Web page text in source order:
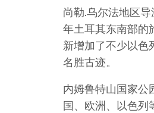
尚勒.乌尔法地区
年土耳其东南部的
新增加了不少以色
名胜古迹。
内姆鲁特山国家公
国、欧洲、以色列